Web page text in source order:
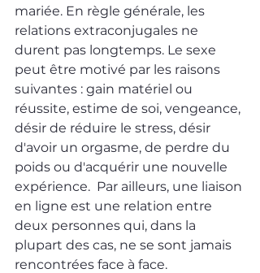
mariée. En règle générale, les
relations extraconjugales ne
durent pas longtemps. Le sexe
peut être motivé par les raisons
suivantes : gain matériel ou
réussite, estime de soi, vengeance,
désir de réduire le stress, désir
d'avoir un orgasme, de perdre du
poids ou d'acquérir une nouvelle
expérience.  Par ailleurs, une liaison
en ligne est une relation entre
deux personnes qui, dans la
plupart des cas, ne se sont jamais
rencontrées face à face.